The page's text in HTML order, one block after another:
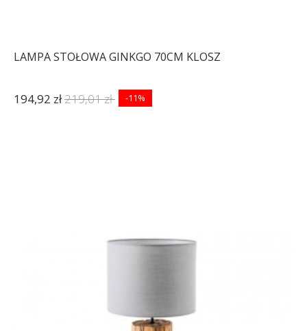
LAMPA STOŁOWA GINKGO 70CM KLOSZ
194,92 zł219,01 zł -11%